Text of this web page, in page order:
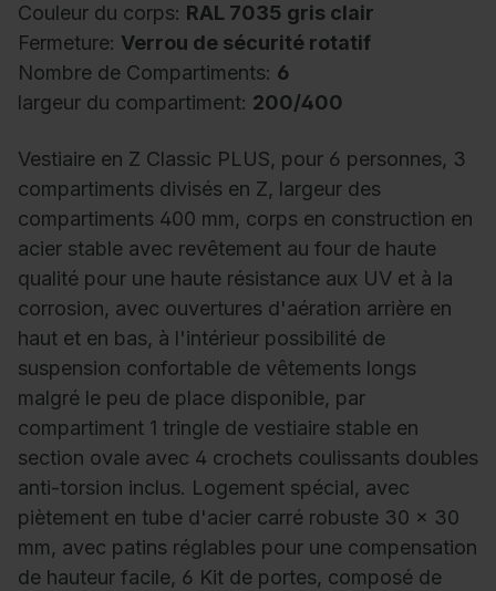
Couleur du corps: RAL 7035 gris clair
Fermeture: Verrou de sécurité rotatif
Nombre de Compartiments: 6
largeur du compartiment: 200/400
Vestiaire en Z Classic PLUS, pour 6 personnes, 3
compartiments divisés en Z, largeur des
compartiments 400 mm, corps en construction en
acier stable avec revêtement au four de haute
qualité pour une haute résistance aux UV et à la
corrosion, avec ouvertures d'aération arrière en
haut et en bas, à l'intérieur possibilité de
suspension confortable de vêtements longs
malgré le peu de place disponible, par
compartiment 1 tringle de vestiaire stable en
section ovale avec 4 crochets coulissants doubles
anti-torsion inclus. Logement spécial, avec
piètement en tube d'acier carré robuste 30 x 30
mm, avec patins réglables pour une compensation
de hauteur facile, 6 Kit de portes, composé de